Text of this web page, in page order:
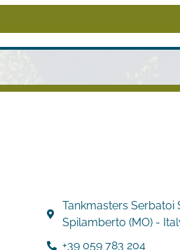
Tankmasters Serbatoi
Spilamberto (MO) -
+39 059 783 204